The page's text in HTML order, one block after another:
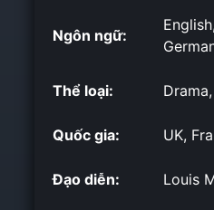
Ngôn ngữ:
Thể loại:
Quốc gia: UK,
Đạo diễn: Louis